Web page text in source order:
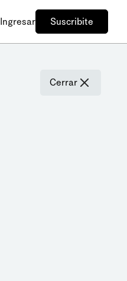
Ingresar Suscribite
Cerrar